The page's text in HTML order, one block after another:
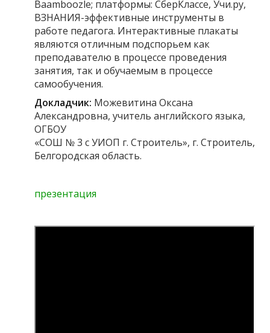
Baamboozle; платформы: СберКлассе, Учи.ру,
ВЗНАНИЯ-эффективные инструменты в
работе педагога. Интерактивные плакаты
являются отличным подспорьем как
преподавателю в процессе проведения
занятия, так и обучаемым в процессе
самообучения.
Докладчик: Можевитина Оксана
Александровна, учитель английского языка,
ОГБОУ
«СОШ № 3 с УИОП г. Строитель», г. Строитель,
Белгородская область.
презентация